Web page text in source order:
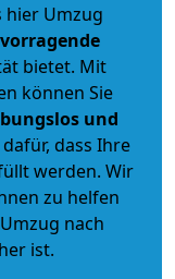
hier Umzug
bietet. Mit
können Sie
und
dass Ihre
werden. Wir
zu helfen
nach
ist.